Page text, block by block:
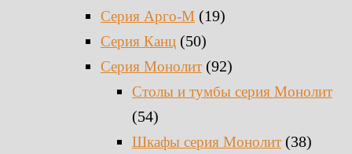
Серия Арго-М (19)
Серия Канц (50)
Серия Монолит (92)
Столы и тумбы серия Монолит
(54)
Шкафы серия Монолит (38)